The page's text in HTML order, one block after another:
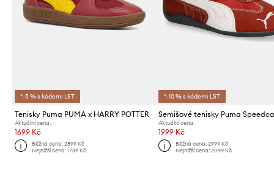
*-5 % s kódem: LST
Tenisky Puma PUMA x HARRY POTTER
Aktuální cena:
1699 Kč
Běžná cena:2899 Kč
Nejnižší cena:1739 Kč
*-10 % s kódem: LST
Aktuální cena:
1999 Kč
Běžná cena: 2999 Kč
Nejnižší cena: 2099 Kč